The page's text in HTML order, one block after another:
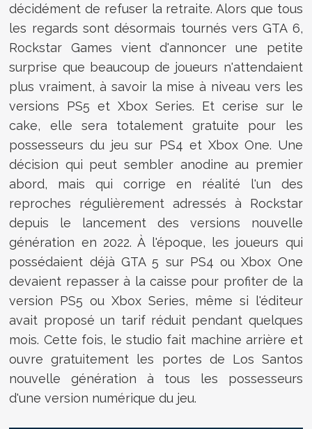
décidément de refuser la retraite. Alors que tous
les regards sont désormais tournés vers GTA 6,
Rockstar Games vient d'annoncer une petite
surprise que beaucoup de joueurs n'attendaient
plus vraiment, à savoir la mise à niveau vers les
versions PS5 et Xbox Series. Et cerise sur le
cake, elle sera totalement gratuite pour les
possesseurs du jeu sur PS4 et Xbox One. Une
décision qui peut sembler anodine au premier
abord, mais qui corrige en réalité l'un des
reproches régulièrement adressés à Rockstar
depuis le lancement des versions nouvelle
génération en 2022. À l'époque, les joueurs qui
possédaient déjà GTA 5 sur PS4 ou Xbox One
devaient repasser à la caisse pour profiter de la
version PS5 ou Xbox Series, même si l'éditeur
avait proposé un tarif réduit pendant quelques
mois. Cette fois, le studio fait machine arrière et
ouvre gratuitement les portes de Los Santos
nouvelle génération à tous les possesseurs
d'une version numérique du jeu.